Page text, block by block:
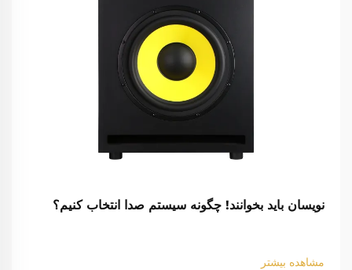
نویسان باید بخوانند! چگونه سیستم صدا انتخاب کنیم؟
مشاهده بیشتر